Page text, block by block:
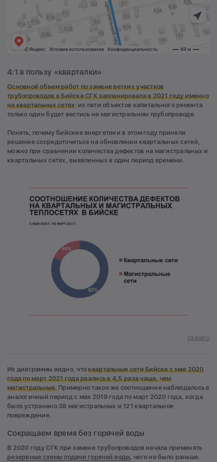
4:1 в пользу «кварталки»
Основной объем работ по замене ветхих участков
трубопроводов в Бийске СГКзапланировала в 2021 году именно
на квартальных сетях: из пяти объектов капитального ремонта
только один будет вестись на магистральном трубопроводе.
Понять, почему бийские энергетики в этом году приняли
решение сосредоточиться на обновлении квартальных сетей,
можно при сравнении количества дефектов на магистральных и
квартальных сетях, выявленных в один период времени.
Скачать
Из диаграммы видно, чтоквартальные сети Бийска с мая 2020
года по март 2021 года рвались в 4,5 раза чаще, чем
магистральные.Примерно такое же соотношение наблюдалось в
аналогичный период с мая 2019 года по март 2020 года, когда
было устранено 38 магистральных и 121 квартальное
повреждение.
Сокращаем время без горячей воды
В 2020 году СГК при замене трубопроводов начала применять
резервные схемы подачи горячей воды, чего не было раньше.